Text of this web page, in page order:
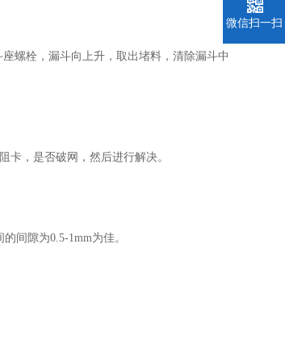
螺栓，漏斗向上升，取出堵料，清除漏斗中
，是否破网，然后进行解决。
间隙为0.5-1mm为佳。
微信扫一扫